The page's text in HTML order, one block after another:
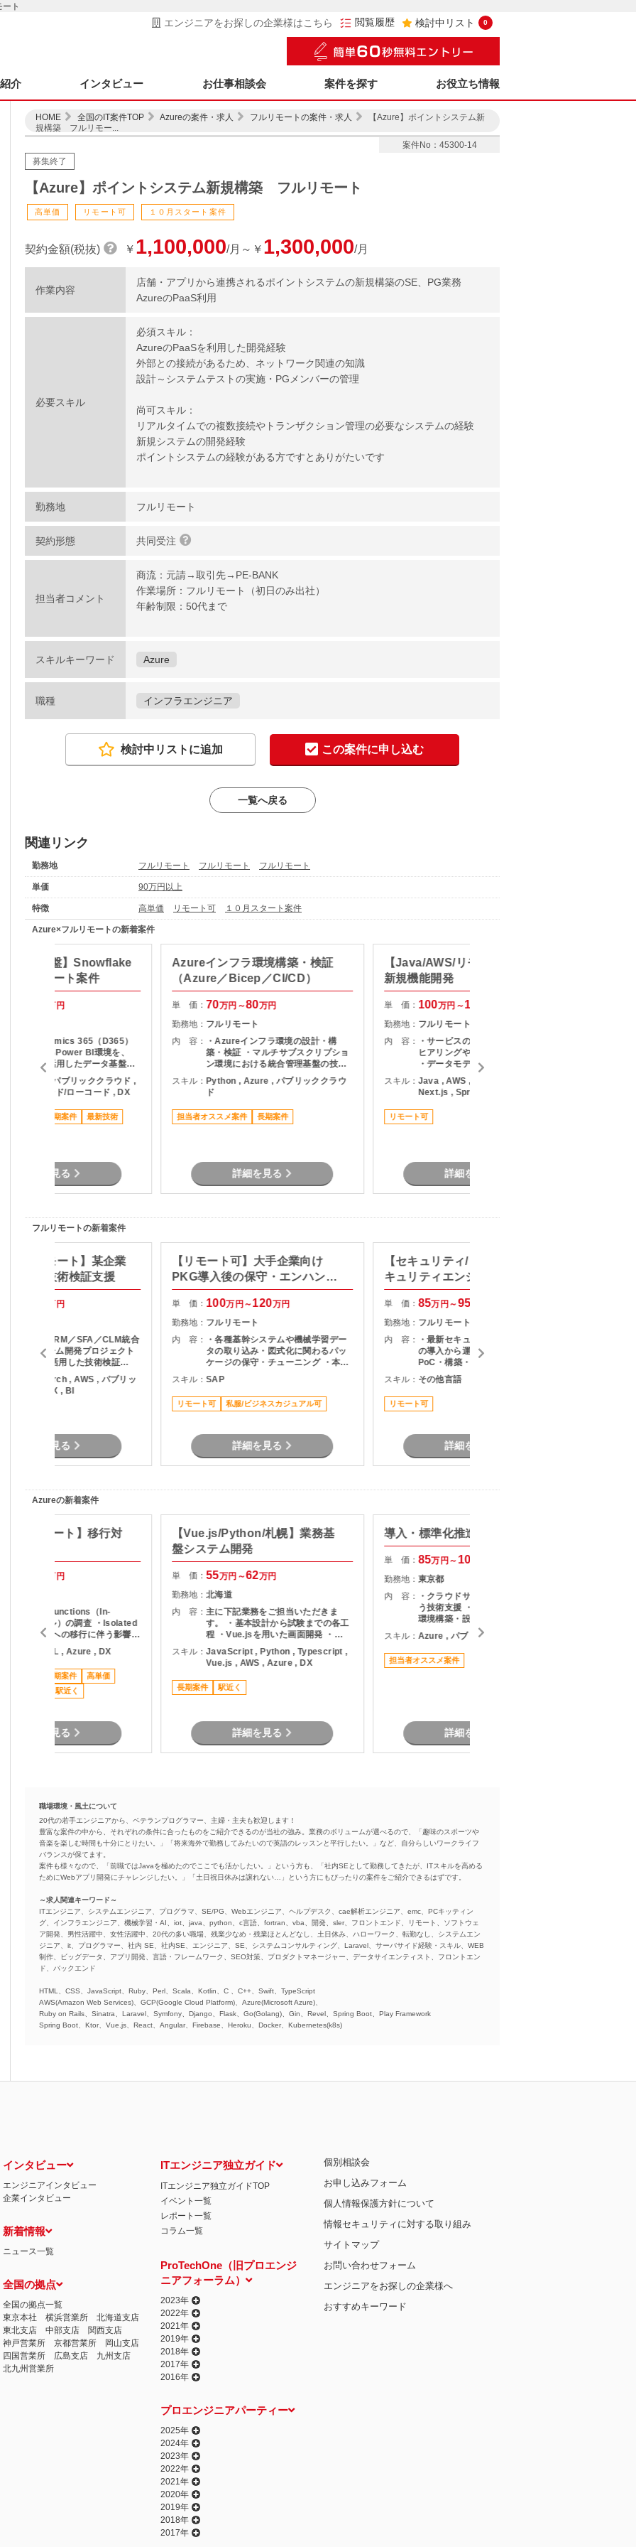
ト
エンジニアをお探しの企業様はこちら 閲覧履歴 検討中リスト 0
介 インタビュー お仕事相談会 案件を探す お役立ち情報
HOME 全国のIT案件TOP Azureの案件・求人 フルリモートの案件・求人
【Azure】ポイントシステム新
規構築 フルリモー...
案件No：45300-14
募集終了
【Azure】ポイントシステム新規構築 フルリモート
高単価 リモート可 １０月スタート案件
契約金額(税抜) ￥ 1,100,000/月～￥ 1,300,000/月
作業内容
店舗・アプリから連携されるポイントシステムの新規構築のSE、PG業務
AzureのPaaS利用
必要スキル
必須スキル：
AzureのPaaSを利用した開発経験
外部との接続があるため、ネットワーク関連の知識
設計～システムテストの実施・PGメンバーの管理
尚可スキル：
リアルタイムでの複数接続やトランザクション管理の必要なシステムの経験
新規システムの開発経験
ポイントシステムの経験がある方ですとありがたいです
勤務地 フルリモート
契約形態 共同受注
担当者コメント
商流：元請→取引先→PE-BANK
作業場所：フルリモート（初日のみ出社）
年齢制限：50代まで
スキルキーワード Azure
職種 インフラエンジニア
検討中リストに追加 この案件に申し込む
一覧へ戻る
関連リンク
勤務地 フルリモート フルリモート フルリモート
単価 90万円以上
特徴 高単価 リモート可 １０月スタート案件
Azure×フルリモートの新着案件
データ基盤】Snowflake
フルリモート案件
万円
内容） Dynamics 365（D365）
直接参照するPower BI環境を、
を活用したデータ基盤構
へ移行するプロジェクトです。 主
作業内容は以下の通り： D365デ
タ構造の現状調査・整理
365 → Snowflake のデ
タ移行方式検討 データマート設計
※期間記載なし（長期見込み）
, Azure , パブリッククラウド ,
, ノーコード/ローコード , DX
長期案件
最新技術
詳細を見る
Azureインフラ環境構築・検証
（Azure／Bicep／CI/CD）
単 価： 70万円～80万円
勤務地： フルリモート
内 容：
・Azureインフラ環境の設計・構
築・検証 ・マルチサブスクリプショ
ン環境における統合管理基盤の技術
検証 ・GitHub Actionsを活用した
CI/CD環境の構築 ・静的解析や自動
デプロイ環境の整備 ・AIエージェン
ト実行環境の構築・検証 ・検証結果
のドキュメント作成 ・Azure関連技
スキル： Python , Azure , パブリッククラウ
ド
担当者オススメ案件 長期案件
詳細を見る
【Java/AWS/リモート可】SaaS
新規機能開発
単 価： 100万円～120
勤務地： フルリモート
内 容：
・サービスの設計開発 ・顧客要望の
ヒアリングや解決すべき課題の選定
・データモデルの設計 ・事業成長を
元にしたサービス設計、開発、開発
環境の改善
スキル： Java , AWS , Azure , GCP , React ,
Next.js , Spring Boot
リモート可
詳細を見る
フルリモートの新着案件
/フルリモート】某企業
基盤の技術検証支援
万円
某企業向けCRM／SFA／CLM統合
ラットフォーム開発プロジェクト
参画 ・AIを活用した技術検証
PoC）の実施 ・業務要件に適した
サービス/技術の調査および選定 ・
活用に関する技術評価・検証結果
, PyTorch , AWS , パブリッ
クラウド , DX , BI
詳細を見る
【リモート可】大手企業向け
PKG導入後の保守・エンハンス
支援
単 価： 100万円～120万円
勤務地： フルリモート
内 容：
・各種基幹システムや機械学習デー
タの取り込み・図式化に関わるパッ
ケージの保守・チューニング ・本番
稼働後のグラフや表の見栄え変更、
微修正対応 ・メンバーへの知見・技
術習熟のサポート
スキル：SAP
リモート可 私服/ビジネスカジュアル可
詳細を見る
【セキュリティ/リモート可】セ
キュリティエンジニア募集
単 価： 85万円～95
勤務地： フルリモート
内 容：
・最新セキュリティソリューション
の導入から運用までの幅広い業務 ・
PoC・構築・展開のリード ・既存シ
ステムの改善施策の企画・推進 ・メ
ンバー管理
スキル： その他言語
リモート可
詳細を見る
Azureの新着案件
・リモート】移行対
万円
既存Azure Functions（In-
モデル）の調査 ・Isolated
モデルへの移行に伴う影響範
の確認 ・C#／.NET8環境での改
・実装対応 ・Azure SQL（SQL
）を用いたデータ参照・更新
単体テスト、APIテストの実施 ・
題整理、不具合対応、必要に応じ
, C# , SQL , Azure , DX
長期案件
高単価
駅近く
詳細を見る
【Vue.js/Python/札幌】業務基
盤システム開発
単 価：55万円～62万円
勤務地：北海道
内 容：主に下記業務をご担当いただきま
す。 ・基本設計から試験までの各工
程 ・Vue.jsを用いた画面開発 ・
Pythonを用いたシステム開発 ・既
存機能の改善および機能追加対応 ・
チームメンバーと連携した開発推進
・各種テストおよび品質確認対応
スキル：JavaScript , Python , Typescript ,
Vue.js , AWS , Azure , DX
長期案件 駅近く
詳細を見る
導入・標準化推進リーダー支援
単 価： 85万円～ 100
勤務地： 東京都
内 容：
・クラウドサービス導入・展開に伴
う技術支援 ・情報共有基盤に関する
環境構築・設定支援 ・プロジェクト
推進メンバーとして各種課題対応 ・
タスク管理、進捗管理、課題整理の
実施 ・関係者との調整および提案業
務 ・運用ルールや設計方針の整備・
スキル： Azure , パブリッククラウド
担当者オススメ案件
詳細を見る
職場環境・風土について
20代の若手エンジニアから、ベテランプログラマー、主婦・主夫も歓迎します！
豊富な案件の中から、それぞれの条件に合ったものをご紹介できるのが当社の強み。業務のボリュームが選べるので、「趣味のスポーツや
音楽を楽しむ時間も十分にとりたい。」「将来海外で勤務してみたいので英語のレッスンと平行したい。」など、自分らしいワークライフ
バランスが保てます。
案件も様々なので、「前職ではJavaを極めたのでここでも活かしたい。」という方も、「社内SEとして勤務してきたが、ITスキルを高める
ためにWebアプリ開発にチャレンジしたい。」「土日祝日休みは譲れない…」という方にもぴったりの案件をご紹介できるはずです。
～求人関連キーワード～
ITエンジニア、システムエンジニア、プログラマ、SE/PG、Webエンジニア、ヘルプデスク、cae解析エンジニア、emc、PCキッティン
グ、インフラエンジニア、機械学習・AI、iot、java、python、c言語、fortran、vba、開発、sler、フロントエンド、リモート、ソフトウェ
ア開発、男性活躍中、女性活躍中、20代の多い職場、残業少なめ・残業ほとんどなし、土日休み、ハローワーク、転勤なし、システムエン
ジニア、it、プログラマー、社内 SE、社内SE、エンジニア、SE、システムコンサルティング、Laravel、サーバサイド経験・スキル、WEB
制作、ビッグデータ、アプリ開発、言語・フレームワーク、SEO対策、プロダクトマネージャー、データサイエンティスト、フロントエン
ド、バックエンド
HTML、CSS、JavaScript、Ruby、Perl、Scala、Kotlin、C 、C++、Swift、TypeScript
AWS(Amazon Web Services)、GCP(Google Cloud Platform)、Azure(Microsoft Azure)、
Ruby on Rails、Sinatra、Laravel、Symfony、Django、Flask、Go(Golang)、Gin、Revel、Spring Boot、Play Framework
Spring Boot、Ktor、Vue.js、React、Angular、Firebase、Heroku、Docker、Kubernetes(k8s)
インタビュー
エンジニアインタビュー
企業インタビュー
新着情報
ニュース一覧
全国の拠点
全国の拠点一覧
東京本社
横浜営業所
北海道支店
東北支店
中部支店
関西支店
神戸営業所
京都営業所
岡山支店
四国営業所
広島支店
九州支店
北九州営業所
ITエンジニア独立ガイド
ITエンジニア独立ガイドTOP
イベント一覧
レポート一覧
コラム一覧
ProTechOne（旧プロエンジ
ニアフォーラム）
2023年
2022年
2021年
2019年
2018年
2017年
2016年
プロエンジニアパーティー
2025年
2024年
2023年
2022年
2021年
2020年
2019年
2018年
2017年
個別相談会
お申し込みフォーム
個人情報保護方針について
情報セキュリティに対する取り組み
サイトマップ
お問い合わせフォーム
エンジニアをお探しの企業様へ
おすすめキーワード